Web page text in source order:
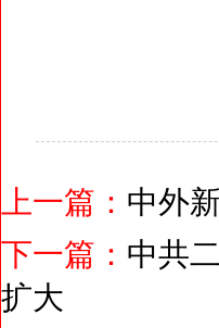
上一篇： 中外
下一篇： 中共
扩大